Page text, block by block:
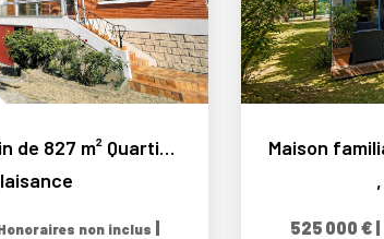
Maison familiale terrain de 827 m² Quartier prisé « Pré de...
non inclus |
,
525 000 € |